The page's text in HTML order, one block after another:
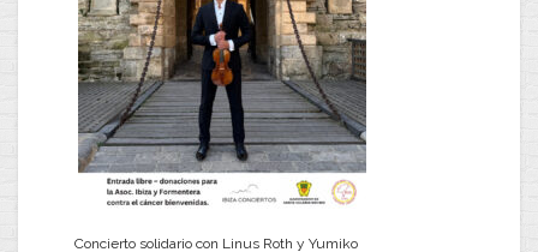
Concierto solidario con Linus Roth y Yumiko